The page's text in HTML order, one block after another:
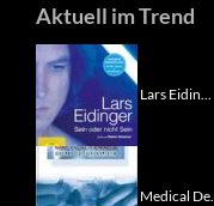
Aktuell im Trend
Lars Eidin...
Medical De...